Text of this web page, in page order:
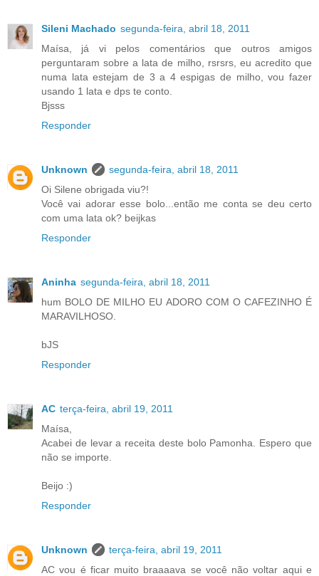
Sileni Machado segunda-feira, abril 18, 2011
Maísa, já vi pelos comentários que outros amigos
perguntaram sobre a lata de milho, rsrsrs, eu acredito que
numa lata estejam de 3 a 4 espigas de milho, vou fazer
usando 1 lata e dps te conto.
Bjsss
Responder
Unknown
segunda-feira, abril 18, 2011
Oi Silene obrigada viu?!
Você vai adorar esse bolo...então me conta se deu certo
com uma lata ok? beijkas
Responder
Aninha segunda-feira, abril 18, 2011
hum BOLO DE MILHO EU ADORO COM O CAFEZINHO É
MARAVILHOSO.
bJS
Responder
AC terça-feira, abril 19, 2011
Maísa,
Acabei de levar a receita deste bolo Pamonha. Espero que
não se importe.
Beijo :)
Responder
Unknown
terça-feira, abril 19, 2011
AC vou é ficar muito braaaava se você não voltar aqui e